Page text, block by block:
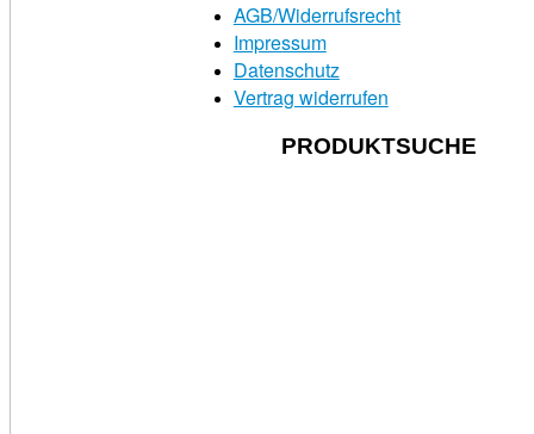
AGB/Widerrufsrecht
Impressum
Datenschutz
Vertrag widerrufen
PRODUKTSUCHE